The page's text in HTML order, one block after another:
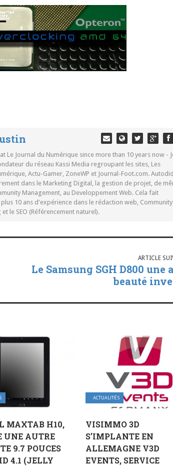
Le Journal du Numérique since more than 10 years now -
du réseau Kassi Media regroupant les sites, Les
Actu-Gamer, ZoneWP et Journal-Foot.com.
dans le Marketing Digital, la gestion de projet, de
Management, au Developpement Web. Cela fait
10 ans d'expérience dans le rédaction web, Community
le SEO (Référencement naturel).
ARTICLE
Le Samsung SGH D800 une
beauté
MAXTAB H10,
UNE AUTRE
9.7 POUCES
4.1 (JELLY
ACTUALITÉS
VISIMMO 3D
S’IMPLANTE EN
ALLEMAGNE V3D
EVENTS, SERVICE